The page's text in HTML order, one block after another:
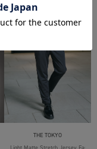
Shirt
THE TOKYO
Light Matte Stretch Jersey Easy